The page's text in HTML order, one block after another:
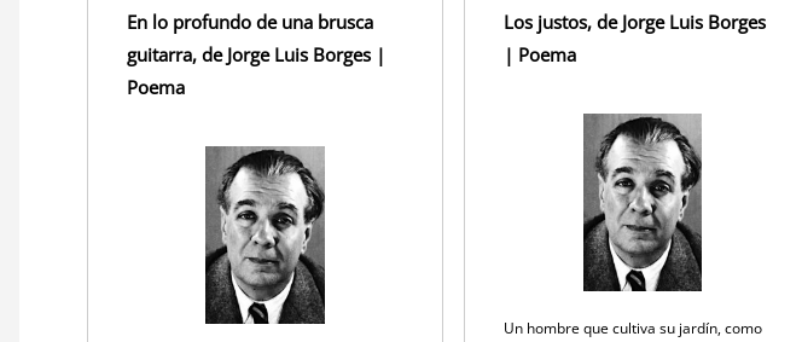
En lo profundo de una brusca
guitarra, de Jorge Luis Borges |
Poema
Los justos, de Jorge Luis Borges
| Poema
Un hombre que cultiva su jardín, como